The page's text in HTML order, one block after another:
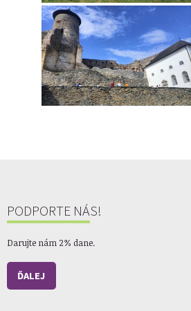
PODPORTE NÁS!
Darujte nám 2% dane.
ĎALEJ